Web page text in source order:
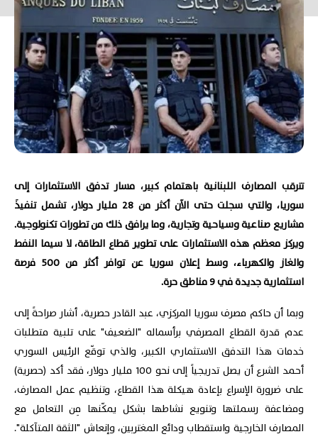
تترقب المصارف اللبنانية باهتمام كبير، مسار تدفق الاستثمارات إلى
سوريا، والتي سجلت حتى الآن أكثر من 28 مليار دولار، تشمل تنفيذَ
مشاريع صناعية وسياحية وتجارية، وما يرافق ذلك من تطورات تكنولوجية.
ويركز معظم هذه الاستثمارات على تطوير قطاع الطاقة، لا سيما النفط
والغاز والكهرباء، وسط إعلان سوريا عن توافر أكثر من 500 فرصة
استثمارية جديدة في 9 مناطق حرة.
وبما أن حاكم مصرف سوريا المركزي، عبد القادر حصرية، أشار صراحةً إلى
عدم قدرة القطاع المصرفي برأسماله "الضعيف" على تلبية متطلبات
خدمات هذا التدفق الاستثماري الكبير، والذي توقّع الرئيس السوري
أحمد الشرع أن يصل تدريجياً إلى نحو 100 مليار دولار، فقد أكد (حصرية)
على ضرورة الإسراع بإعادة هيكلة هذا القطاع، وتنظيم عمل المصارف،
ومضاعفة رسملتها وتنويع نشاطها بشكل يمكّنها مِن التعامل مع
المصارف الخارجية واستقطاب ودائع المغتربين، وإنعاش "الثقة المتآكلة".